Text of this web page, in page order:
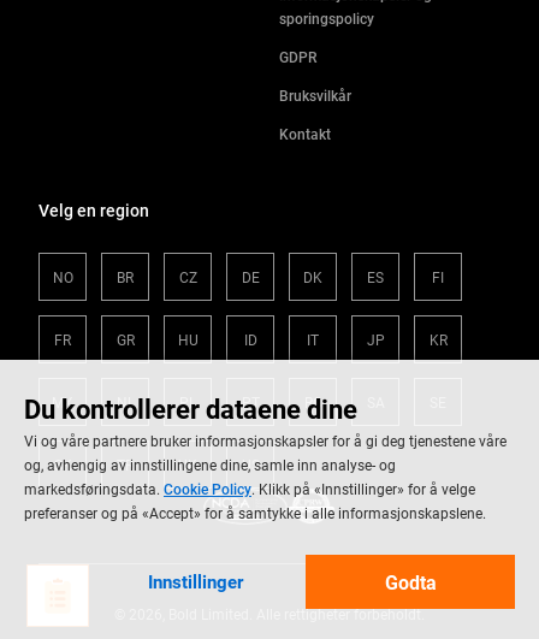
sporingspolicy
GDPR
Bruksvilkår
Kontakt
Velg en region
NO BR CZ DE DK ES FI
FR GR HU ID IT JP KR
MX NL PL PT RO
SK TR UK US
© 2026, Bold Limited. Alle rettigheter forbeholdt.
Du kontrollerer dataene dine
Vi og våre partnere bruker informasjonskapsler for å gi deg tjenestene våre
og, avhengig av innstillingene dine, samle inn analyse- og
markedsføringsdata. Cookie Policy. Klikk på «Innstillinger» for å velge
preferanser og på «Accept» for å samtykke i alle informasjonskapslene.
Innstillinger Godta